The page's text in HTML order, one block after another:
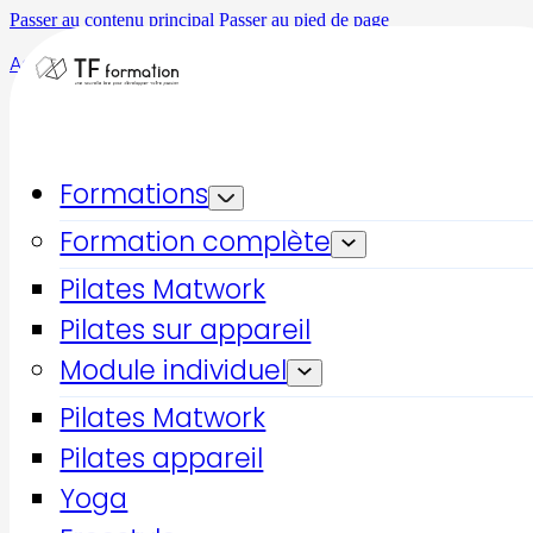
Passer au contenu principal Passer au pied de page
Formations
Formation complète
Pilates Matwork
Pilates sur appareil
Module individuel
Pilates Matwork
Pilates appareil
Yoga
Accueil TF Formation
L’acteur incontournable
de la formation
professionnelle
sportive
TF Formation accompagne depuis plusieurs années les
passionnés de sport et les professionnels du fitness dans
le développement de leurs compétences et de leur
carrière. Spécialisé dans les formations fitness, coaching
sportif et encadrement, notre organisme propose des